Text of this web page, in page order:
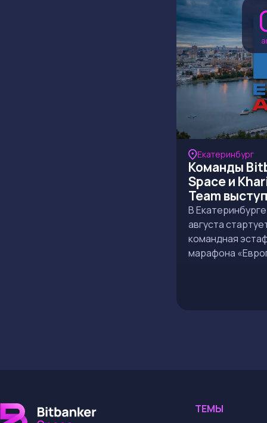
Екатеринбург
Команды
Space и
Team
эстафете
марафона
— Азия»
В
августа
командная
марафона
ТЕМЫ